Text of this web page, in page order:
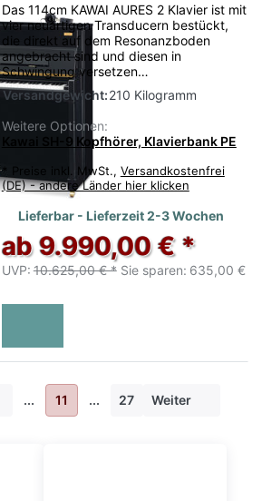
Das 114cm KAWAI AURES 2 Klavier ist mit
vier neuartigen Transducern bestückt,
die direkt auf dem Resonanzboden
angebracht sind und diesen in
Schwingung versetzen…
Versandgewicht:210 Kilogramm
Weitere Optionen:
Kawai SH-9 Kopfhörer, Klavierbank PE
* Preise inkl. MwSt., Versandkostenfrei
(DE) - andere Länder hier klicken
Lieferbar - Lieferzeit 2-3 Wochen
ab 9.990,00 € *
UVP: 10.625,00 € * Sie sparen: 635,00 €
... 11 ... 27 Weiter